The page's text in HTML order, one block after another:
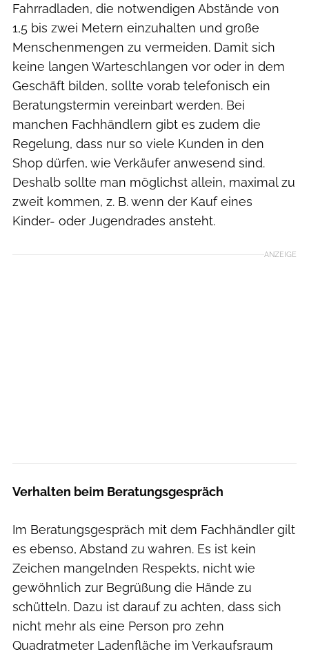
Fahrradladen, die notwendigen Abstände von
1,5 bis zwei Metern einzuhalten und große
Menschenmengen zu vermeiden. Damit sich
keine langen Warteschlangen vor oder in dem
Geschäft bilden, sollte vorab telefonisch ein
Beratungstermin vereinbart werden. Bei
manchen Fachhändlern gibt es zudem die
Regelung, dass nur so viele Kunden in den
Shop dürfen, wie Verkäufer anwesend sind.
Deshalb sollte man möglichst allein, maximal zu
zweit kommen, z. B. wenn der Kauf eines
Kinder- oder Jugendrades ansteht.
ANZEIGE
Verhalten beim Beratungsgespräch
Im Beratungsgespräch mit dem Fachhändler gilt
es ebenso, Abstand zu wahren. Es ist kein
Zeichen mangelnden Respekts, nicht wie
gewöhnlich zur Begrüßung die Hände zu
schütteln. Dazu ist darauf zu achten, dass sich
nicht mehr als eine Person pro zehn
Quadratmeter Ladenfläche im Verkaufsraum